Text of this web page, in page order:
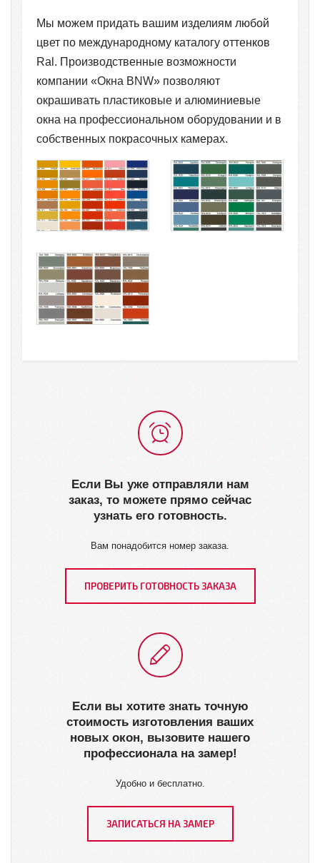
Мы можем придать вашим изделиям любой
цвет по международному каталогу оттенков
Ral. Производственные возможности
компании «Окна BNW» позволяют
окрашивать пластиковые и алюминиевые
окна на профессиональном оборудовании и в
собственных покрасочных камерах.
Если Вы уже отправляли нам
заказ, то можете прямо сейчас
узнать его готовность.
Вам понадобится номер заказа.
ПРОВЕРИТЬ ГОТОВНОСТЬ ЗАКАЗА
Если вы хотите знать точную
стоимость изготовления ваших
новых окон, вызовите нашего
профессионала на замер!
Удобно и бесплатно.
ЗАПИСАТЬСЯ НА ЗАМЕР